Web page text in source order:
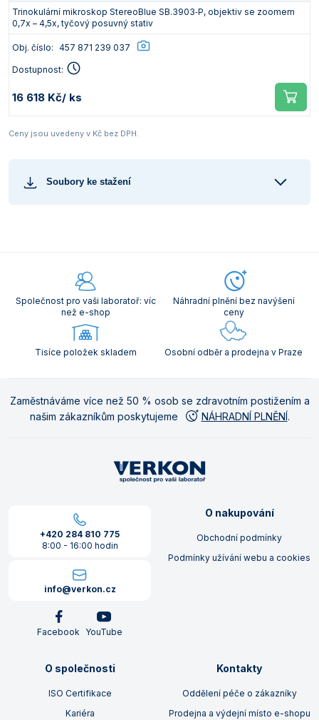
Trinokulární mikroskop StereoBlue SB.3903‑P, objektiv se zoomem
0,7x – 4,5x, tyčový posuvný stativ
Obj. číslo: 457 871 239 037
Dostupnost:
16 618 Kč/ ks
Ceny jsou uvedeny v Kč bez DPH.
Soubory ke stažení
Společnost pro vaši laboratoř: víc
než e-shop
Náhradní plnění bez navýšení
ceny
Tisíce položek skladem Osobní odběr a prodejna v Praze
Zaměstnáváme více než 50 % osob se zdravotním postižením a
našim zákazníkům poskytujeme
NÁHRADNÍ PLNĚNÍ.
+420 284 810 775
8:00 - 16:00 hodin
info@verkon.cz
Facebook YouTube
O nakupování
Obchodní podmínky
Podmínky užívání webu a cookies
O společnosti
ISO Certifikace
Kariéra
Kontakty
Oddělení péče o zákazníky
Prodejna a výdejní místo e-shopu